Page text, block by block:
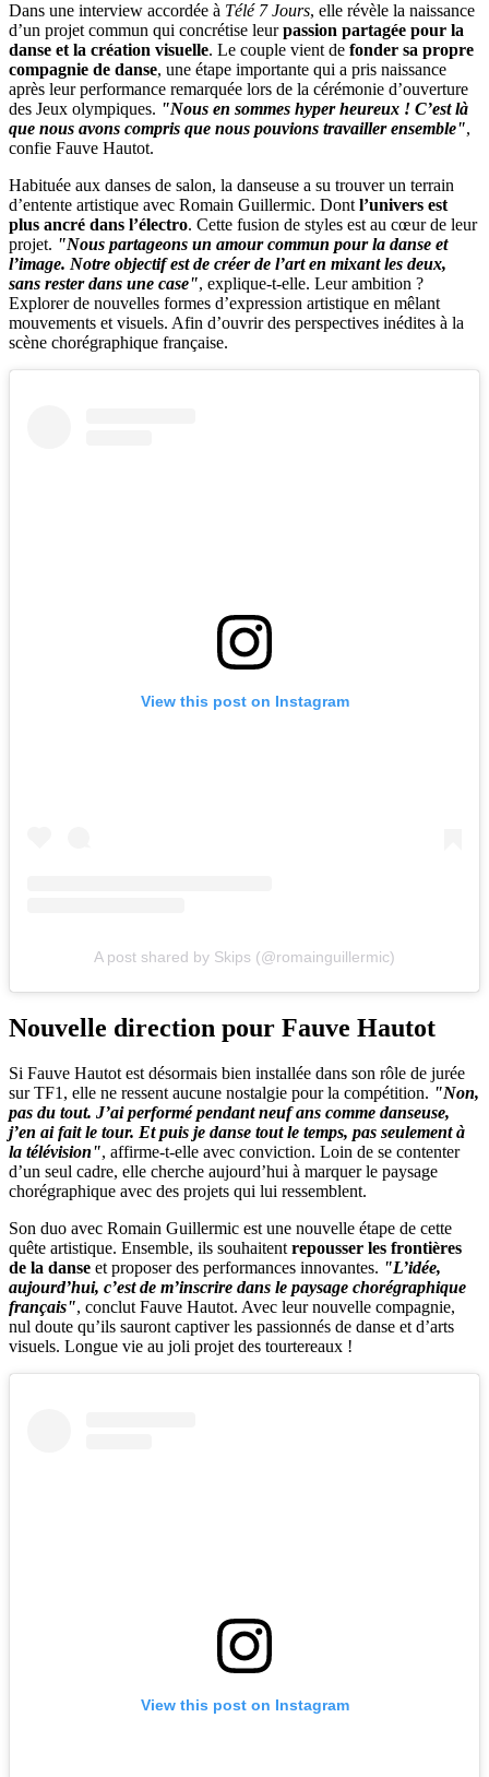
Dans une interview accordée à Télé 7 Jours, elle révèle la naissance
d’un projet commun qui concrétise leurpassion partagée pour la
danse et la création visuelle. Le couple vient de fonder sa propre
compagnie de danse, une étape importante qui a pris naissance
après leur performance remarquée lors de la cérémonie d’ouverture
des Jeux olympiques. "Nous en sommes hyper heureux ! C’est là
que nous avons compris que nous pouvions travailler ensemble",
confie Fauve Hautot.
Habituée aux danses de salon, la danseuse a su trouver un terrain
d’entente artistique avec Romain Guillermic. Dontl’univers est
plus ancré dans l’électro. Cette fusion de styles est au cœur de leur
projet. "Nous partageons un amour commun pour la danse et
l’image. Notre objectif est de créer de l’art en mixant les deux,
sans rester dans une case", explique-t-elle. Leur ambition ?
Explorer de nouvelles formes d’expression artistique en mêlant
mouvements et visuels. Afin d’ouvrir des perspectives inédites à la
scène chorégraphique française.
View this post on Instagram
A post shared by Skips (@romainguillermic)
Nouvelle direction pour Fauve Hautot
Si Fauve Hautot est désormais bien installée dans son rôle de jurée
sur TF1, elle ne ressent aucune nostalgie pour la compétition. "Non,
pas du tout. J’ai performé pendant neuf ans comme danseuse,
j’en ai fait le tour. Et puis je danse tout le temps, pas seulement à
la télévision", affirme-t-elle avec conviction. Loin de se contenter
d’un seul cadre, elle cherche aujourd’hui à marquer le paysage
chorégraphique avec des projets qui lui ressemblent.
Son duo avec Romain Guillermic est une nouvelle étape de cette
quête artistique. Ensemble, ils souhaitentrepousser les frontières
de la danse et proposer des performances innovantes. "L’idée,
aujourd’hui, c’est de m’inscrire dans le paysage chorégraphique
français", conclut Fauve Hautot. Avec leur nouvelle compagnie,
nul doute qu’ils sauront captiver les passionnés de danse et d’arts
visuels. Longue vie au joli projet des tourtereaux !
View this post on Instagram